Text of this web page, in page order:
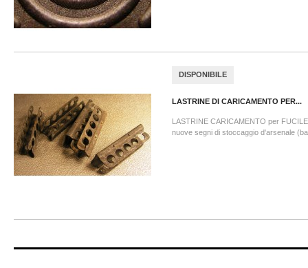
DISPONIBILE
LASTRINE DI CARICAMENTO PER...
LASTRINE CARICAMENTO per
nuove segni di stoccaggio d'arsenale